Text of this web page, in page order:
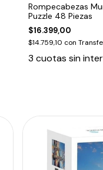
Rompecabezas
Puzzle 48 Piezas
$16.399,00
$14.759,10 con
3 cuotas sin